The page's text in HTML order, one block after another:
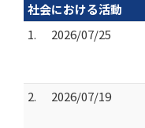
社会における活動
1.
2026/07/25
2.
2026/07/19